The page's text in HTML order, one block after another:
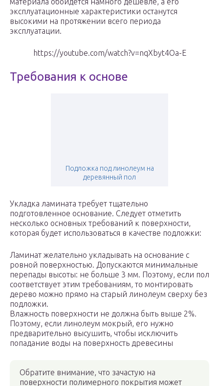
эксплуатационные характеристики останутся
высокими на протяжении всего периода
эксплуатации.
https://youtube.com/watch?v=nqXbyt4Oa-E
Требования к основе
Подложка под линолеум на
деревянный пол
Укладка ламината требует тщательно
подготовленное основание. Следует отметить
несколько основных требований к поверхности,
которая будет использоваться в качестве подложки:
Ламинат желательно укладывать на основание с
ровной поверхностью. Допускаются минимальные
перепады высоты: не больше 3 мм. Поэтому, если пол
соответствует этим требованиям, то монтировать
дерево можно прямо на старый линолеум сверху без
подложки.
Влажность поверхности не должна быть выше 2%.
Поэтому, если линолеум мокрый, его нужно
предварительно высушить, чтобы исключить
попадание воды на поверхность древесины
Обратите внимание, что зачастую на
поверхности полимерного покрытия может